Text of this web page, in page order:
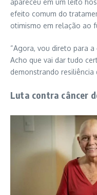
efeito comum do
otimismo em relação ao
“Agora, vou direto para
Acho que vai dar tudo
demonstrando resiliência
Luta contra câncer